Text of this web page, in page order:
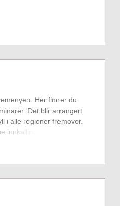
Her finner du
Det blir arrangert
i alle regioner fremover.
innkallingen til LHS